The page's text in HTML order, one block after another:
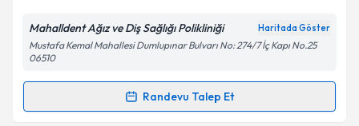
Kişisel verilerimin işlenmesine ilişkin
Aydınlatma
Metni'ni okudum ve kişisel verilerimin belirtilen
Takvim Talebini Gönder
Mahalldent Ağız ve Diş Sağlığı Polikliniği Haritada Göster
Mustafa Kemal Mahallesi Dumlupınar Bulvarı No: 274/7 İç Kapı No.25
06510
Randevu Talep Et
Randevu Takvimi Talebi